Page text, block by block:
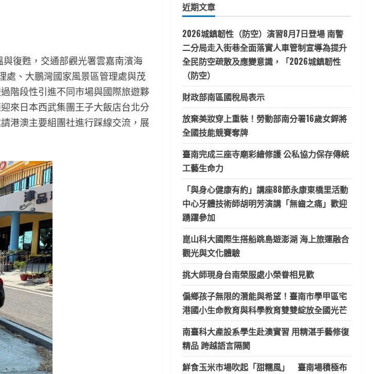
復甦，交通部觀光署雲嘉南濱海
處、大鵬灣國家風景區管理處與茂
階段性引進不同市場與國際旅遊夥
來日本西武集團王子大飯店台北分
港澳主要組團社進行踩線交流，展
字:
近期文章
2026城鎮韌性（防空）演習8月7日登場 南警
二分局走入街巷全面落實人車管制宣導為提升
全民防空疏散及應變意識，「2026城鎮韌性
（防空）
財政部南區國稅局表示
放棄美妝穿上重裝！勞動部南分署16歲女銲將
全國技能競賽奪牌
臺南完成三座寺廟彩繪修護 公私協力保存傳統
工藝生命力
「與身心健康有約」講座88節永康東橋里活動
中心牙體技術師胡明芳演講「無齒之痛」歡迎
踴躍參加
崑山科大國際生搭船跳島遊澎湖 海上旅運融合
觀光與文化體驗
挑大師現身台南榮服處小榮眷相見歡
偏鄉孩子無限的潛能與希望！臺南市學甲區宅
港國小生命教育與科學教育雙雙綻放全國光芒
南臺科大產設系學生赴澳實習 用精湛手藝修復
精品 跨越語言隔閡
鮮食玉米市場吹起「甜糯風」 臺南場積極布